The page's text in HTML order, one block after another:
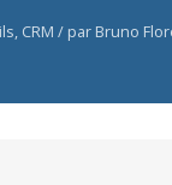
, CRM / par Bruno